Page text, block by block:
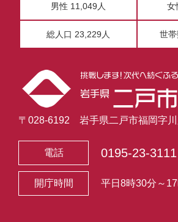
男性 11,049人 女
総人口 23,229人 世
〒028-6192 岩手県二戸市福岡字
電話 0195-23-3111
開庁時間 平日8時30分～